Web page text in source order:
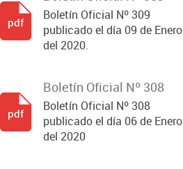
Boletín Oficial Nº 309
publicado el día 09 de Enero
del 2020.
pdf
Boletín Oficial Nº 308
Boletín Oficial Nº 308
publicado el día 06 de Enero
del 2020
pdf